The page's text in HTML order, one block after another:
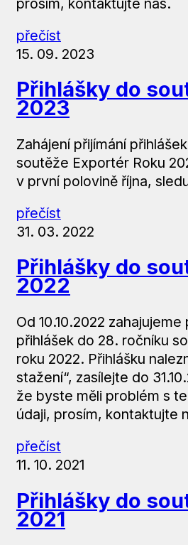
přečíst
15. 09. 2023
Přihlášky do
2023
Zahájení přijímání
soutěže Exportér Roku
v první polovině října,
přečíst
31. 03. 2022
Přihlášky do
2022
Od 10.10.2022 zahajujeme
přihlášek do 28. ročníku
roku 2022. Přihlášku
stažení“, zasílejte do
že byste měli problém s
údaji, prosím, kontaktujte
přečíst
11. 10. 2021
Přihlášky do
2021